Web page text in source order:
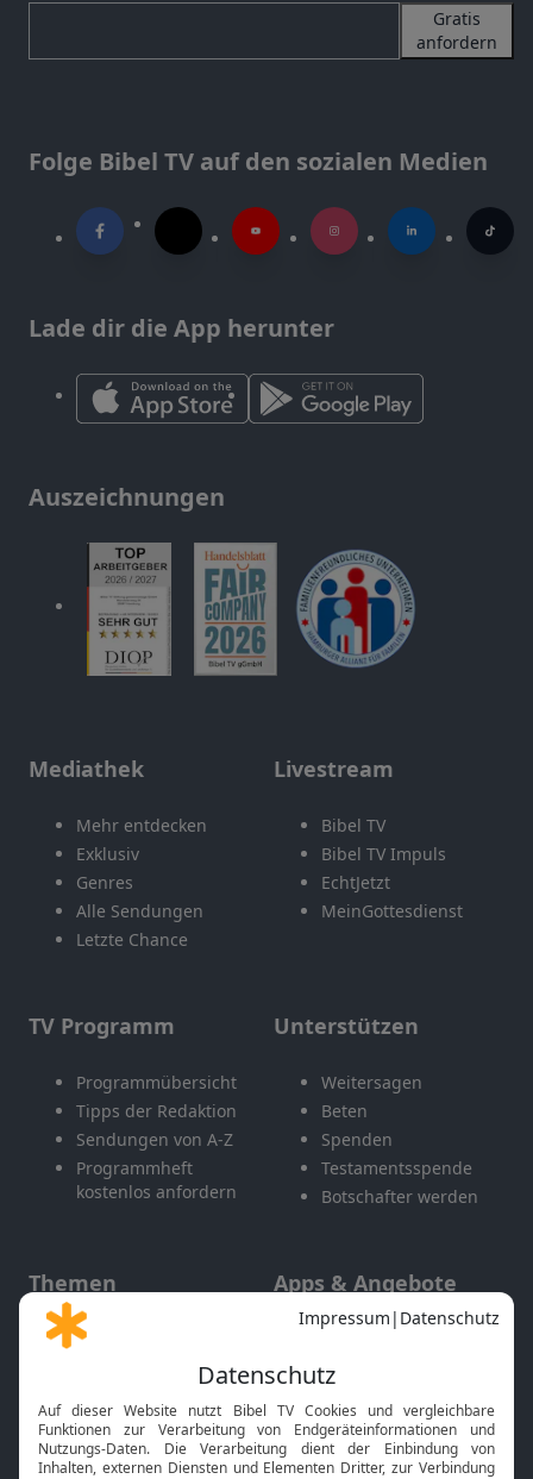
Gratis
anfordern
Folge Bibel TV auf den sozialen Medien
Lade dir die App herunter
Auszeichnungen
Mediathek
Mehr entdecken
Exklusiv
Genres
Alle Sendungen
Letzte Chance
Livestream
Bibel TV
Bibel TV Impuls
EchtJetzt
MeinGottesdienst
TV Programm
Programmübersicht
Tipps der Redaktion
Sendungen von A-Z
Programmheft
kostenlos anfordern
Unterstützen
Weitersagen
Beten
Spenden
Testamentsspende
Botschafter werden
Themen
Gott und Bibel erklärt
Neuigkeiten
Apps & Angebote
Mobile App
Smart TV
HbbTV